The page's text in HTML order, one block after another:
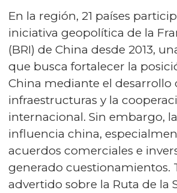
En la región, 21 países
iniciativa geopolítica de la
(BRI) de China desde 2013,
que busca fortalecer la
China mediante el desarrollo
infraestructuras y la
internacional. Sin embargo,
influencia china,
acuerdos comerciales e
generado cuestionamientos.
advertido sobre la Ruta de la